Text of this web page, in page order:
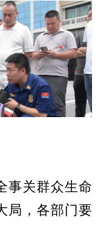
事关群众生命
局，各部门要